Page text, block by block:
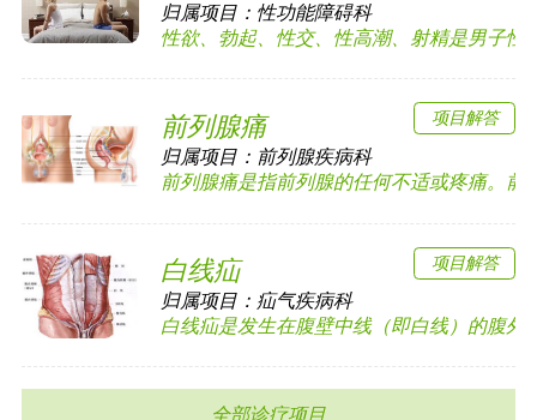
归属项目： 性功能障碍科
性欲、勃起、性交、性高潮、射精是男子性
前列腺痛
归属项目： 前列腺疾病科
前列腺痛是指前列腺的任何不适或疼痛。前
项目解答
白线疝
归属项目： 疝气疾病科
白线疝是发生在腹壁中线（即白线）的腹外
项目解答
全部诊疗项目